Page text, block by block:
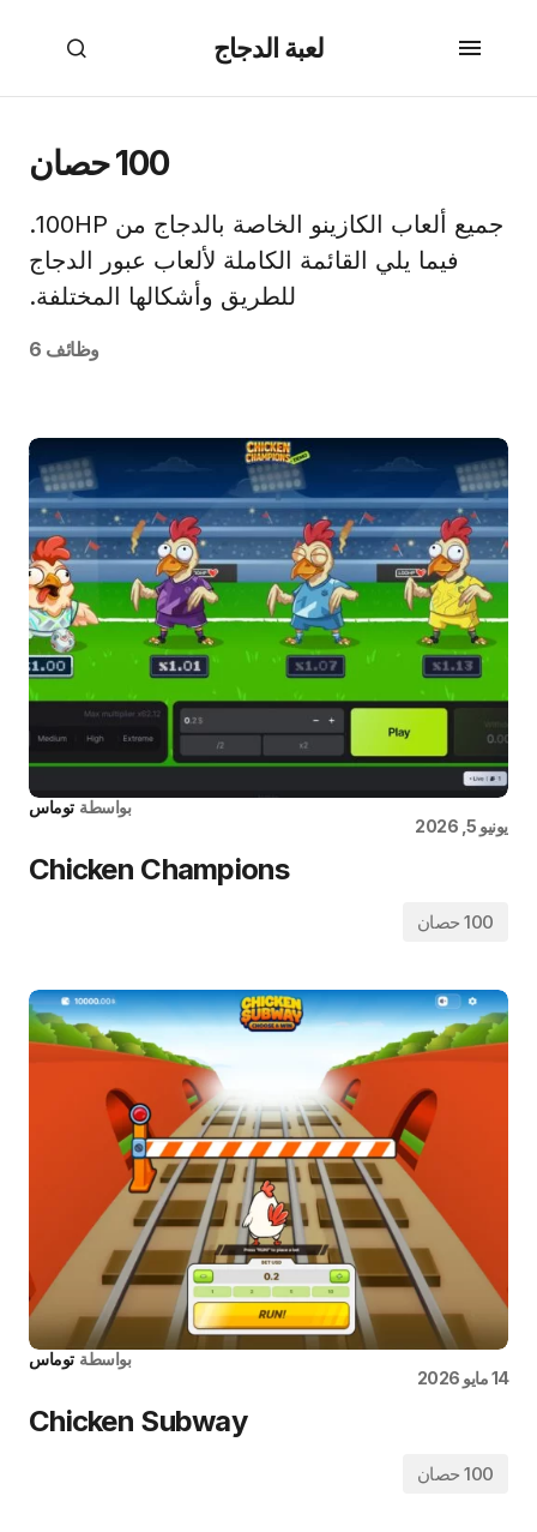
لعبة الدجاج
100 حصان
جميع ألعاب الكازينو الخاصة بالدجاج من 100HP.
فيما يلي القائمة الكاملة لألعاب عبور الدجاج
للطريق وأشكالها المختلفة.
وظائف 6
بواسطة توماس
يونيو 5, 2026
Chicken Champions
100 حصان
بواسطة توماس
14 مايو 2026
Chicken Subway
100 حصان